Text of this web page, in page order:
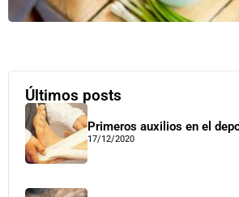
Últimos posts
Primeros auxilios en el
17/12/2020